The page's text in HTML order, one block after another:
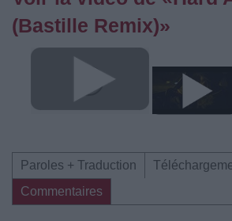
(Bastille Remix)»
Paroles + Traduction
Commentaires